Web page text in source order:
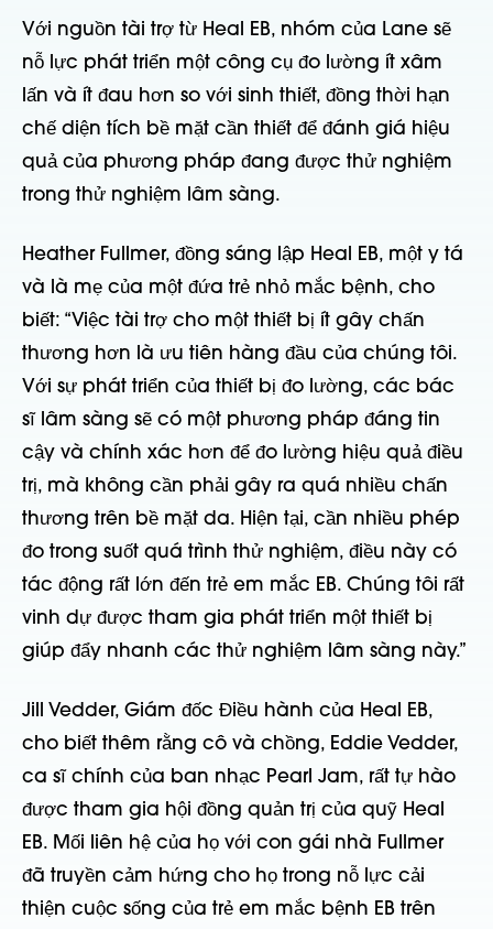
Với nguồn tài trợ từ Heal EB, nhóm của Lane sẽ
nỗ lực phát triển một công cụ đo lường ít xâm
lấn và ít đau hơn so với sinh thiết, đồng thời hạn
chế diện tích bề mặt cần thiết để đánh giá hiệu
quả của phương pháp đang được thử nghiệm
trong thử nghiệm lâm sàng.
Heather Fullmer, đồng sáng lập Heal EB, một y tá
và là mẹ của một đứa trẻ nhỏ mắc bệnh, cho
biết: “Việc tài trợ cho một thiết bị ít gây chấn
thương hơn là ưu tiên hàng đầu của chúng tôi.
Với sự phát triển của thiết bị đo lường, các bác
sĩ lâm sàng sẽ có một phương pháp đáng tin
cậy và chính xác hơn để đo lường hiệu quả điều
trị, mà không cần phải gây ra quá nhiều chấn
thương trên bề mặt da. Hiện tại, cần nhiều phép
đo trong suốt quá trình thử nghiệm, điều này có
tác động rất lớn đến trẻ em mắc EB. Chúng tôi rất
vinh dự được tham gia phát triển một thiết bị
giúp đẩy nhanh các thử nghiệm lâm sàng này.”
Jill Vedder, Giám đốc Điều hành của Heal EB,
cho biết thêm rằng cô và chồng, Eddie Vedder,
ca sĩ chính của ban nhạc Pearl Jam, rất tự hào
được tham gia hội đồng quản trị của quỹ Heal
EB. Mối liên hệ của họ với con gái nhà Fullmer
đã truyền cảm hứng cho họ trong nỗ lực cải
thiện cuộc sống của trẻ em mắc bệnh EB trên